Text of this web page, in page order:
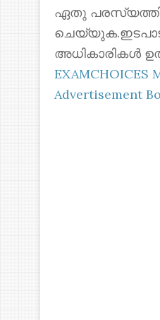
ഏതു
അധികാരികൾ
EXAMCHOICES
Advertisement